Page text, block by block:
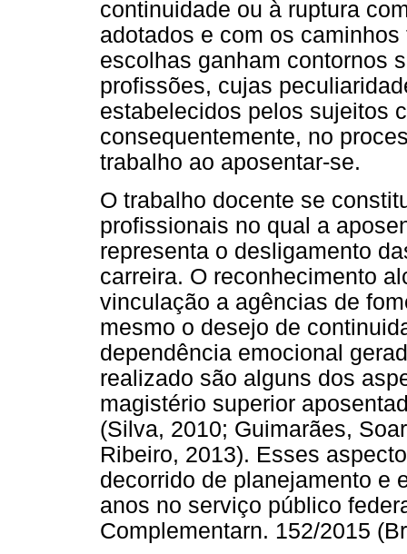
continuidade ou à ruptura
adotados e com os
escolhas ganham contornos
profissões, cujas
estabelecidos pelos sujeitos
consequentemente, no
trabalho ao aposentar-se.
O trabalho docente se
profissionais no qual a
representa o desligamento
carreira. O reconhecimento
vinculação a agências de
mesmo o desejo de
dependência emocional
realizado são alguns dos
magistério superior
(Silva, 2010; Guimarães,
Ribeiro, 2013). Esses
decorrido de planejamento e
anos no serviço público
Complementarn. 152/2015